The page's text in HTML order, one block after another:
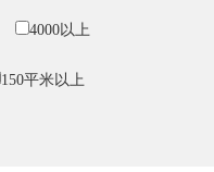
4000以上
150平米以上